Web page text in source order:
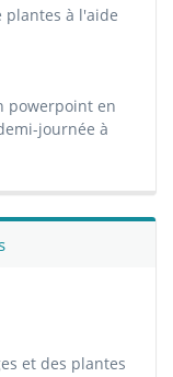
plantes à l'aide
powerpoint en
journée à
et des plantes